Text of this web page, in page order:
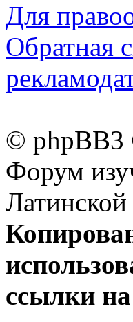
Для
Обратная
© phpBB3
Форум
ссылки